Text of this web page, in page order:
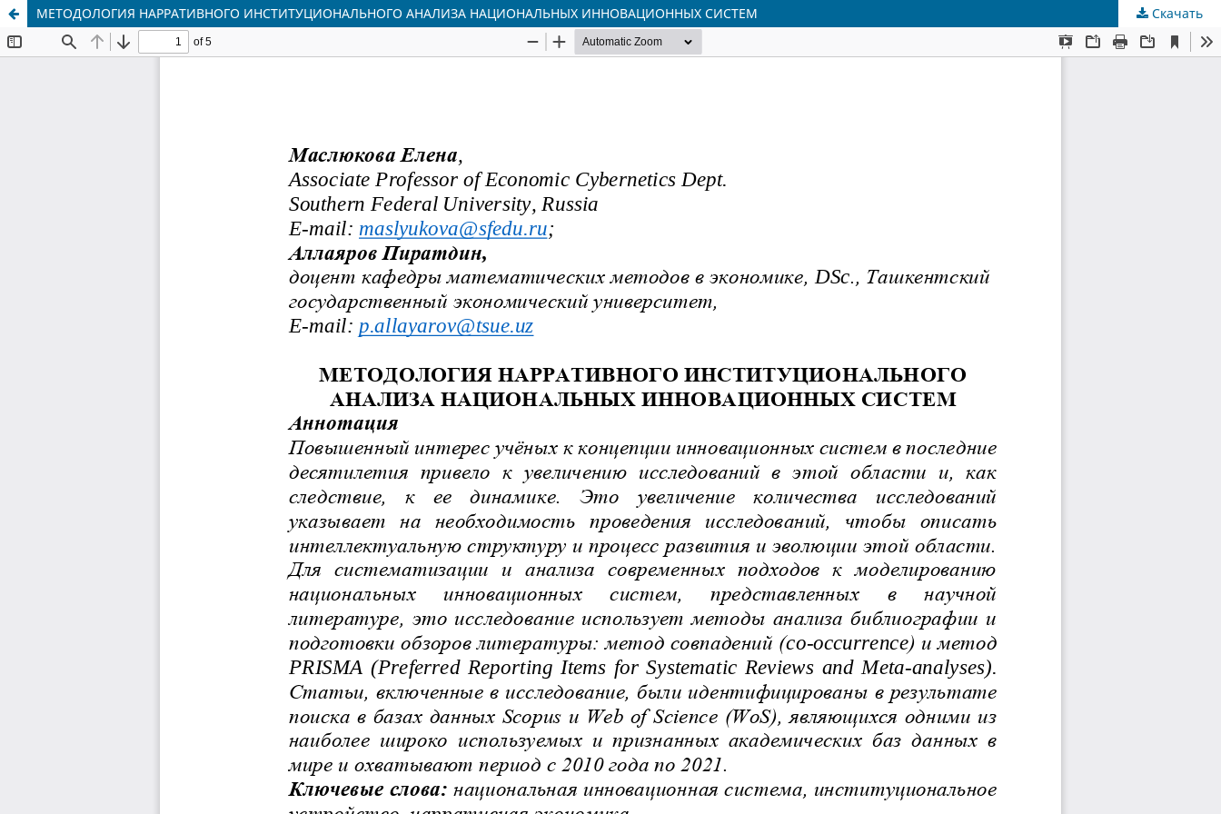
МЕТОДОЛОГИЯ НАРРАТИВНОГО ИНСТИТУЦИОНАЛЬНОГО АНАЛИЗА НАЦИОНАЛЬНЫХ ИННОВАЦИОННЫХ СИСТЕМ Скачать